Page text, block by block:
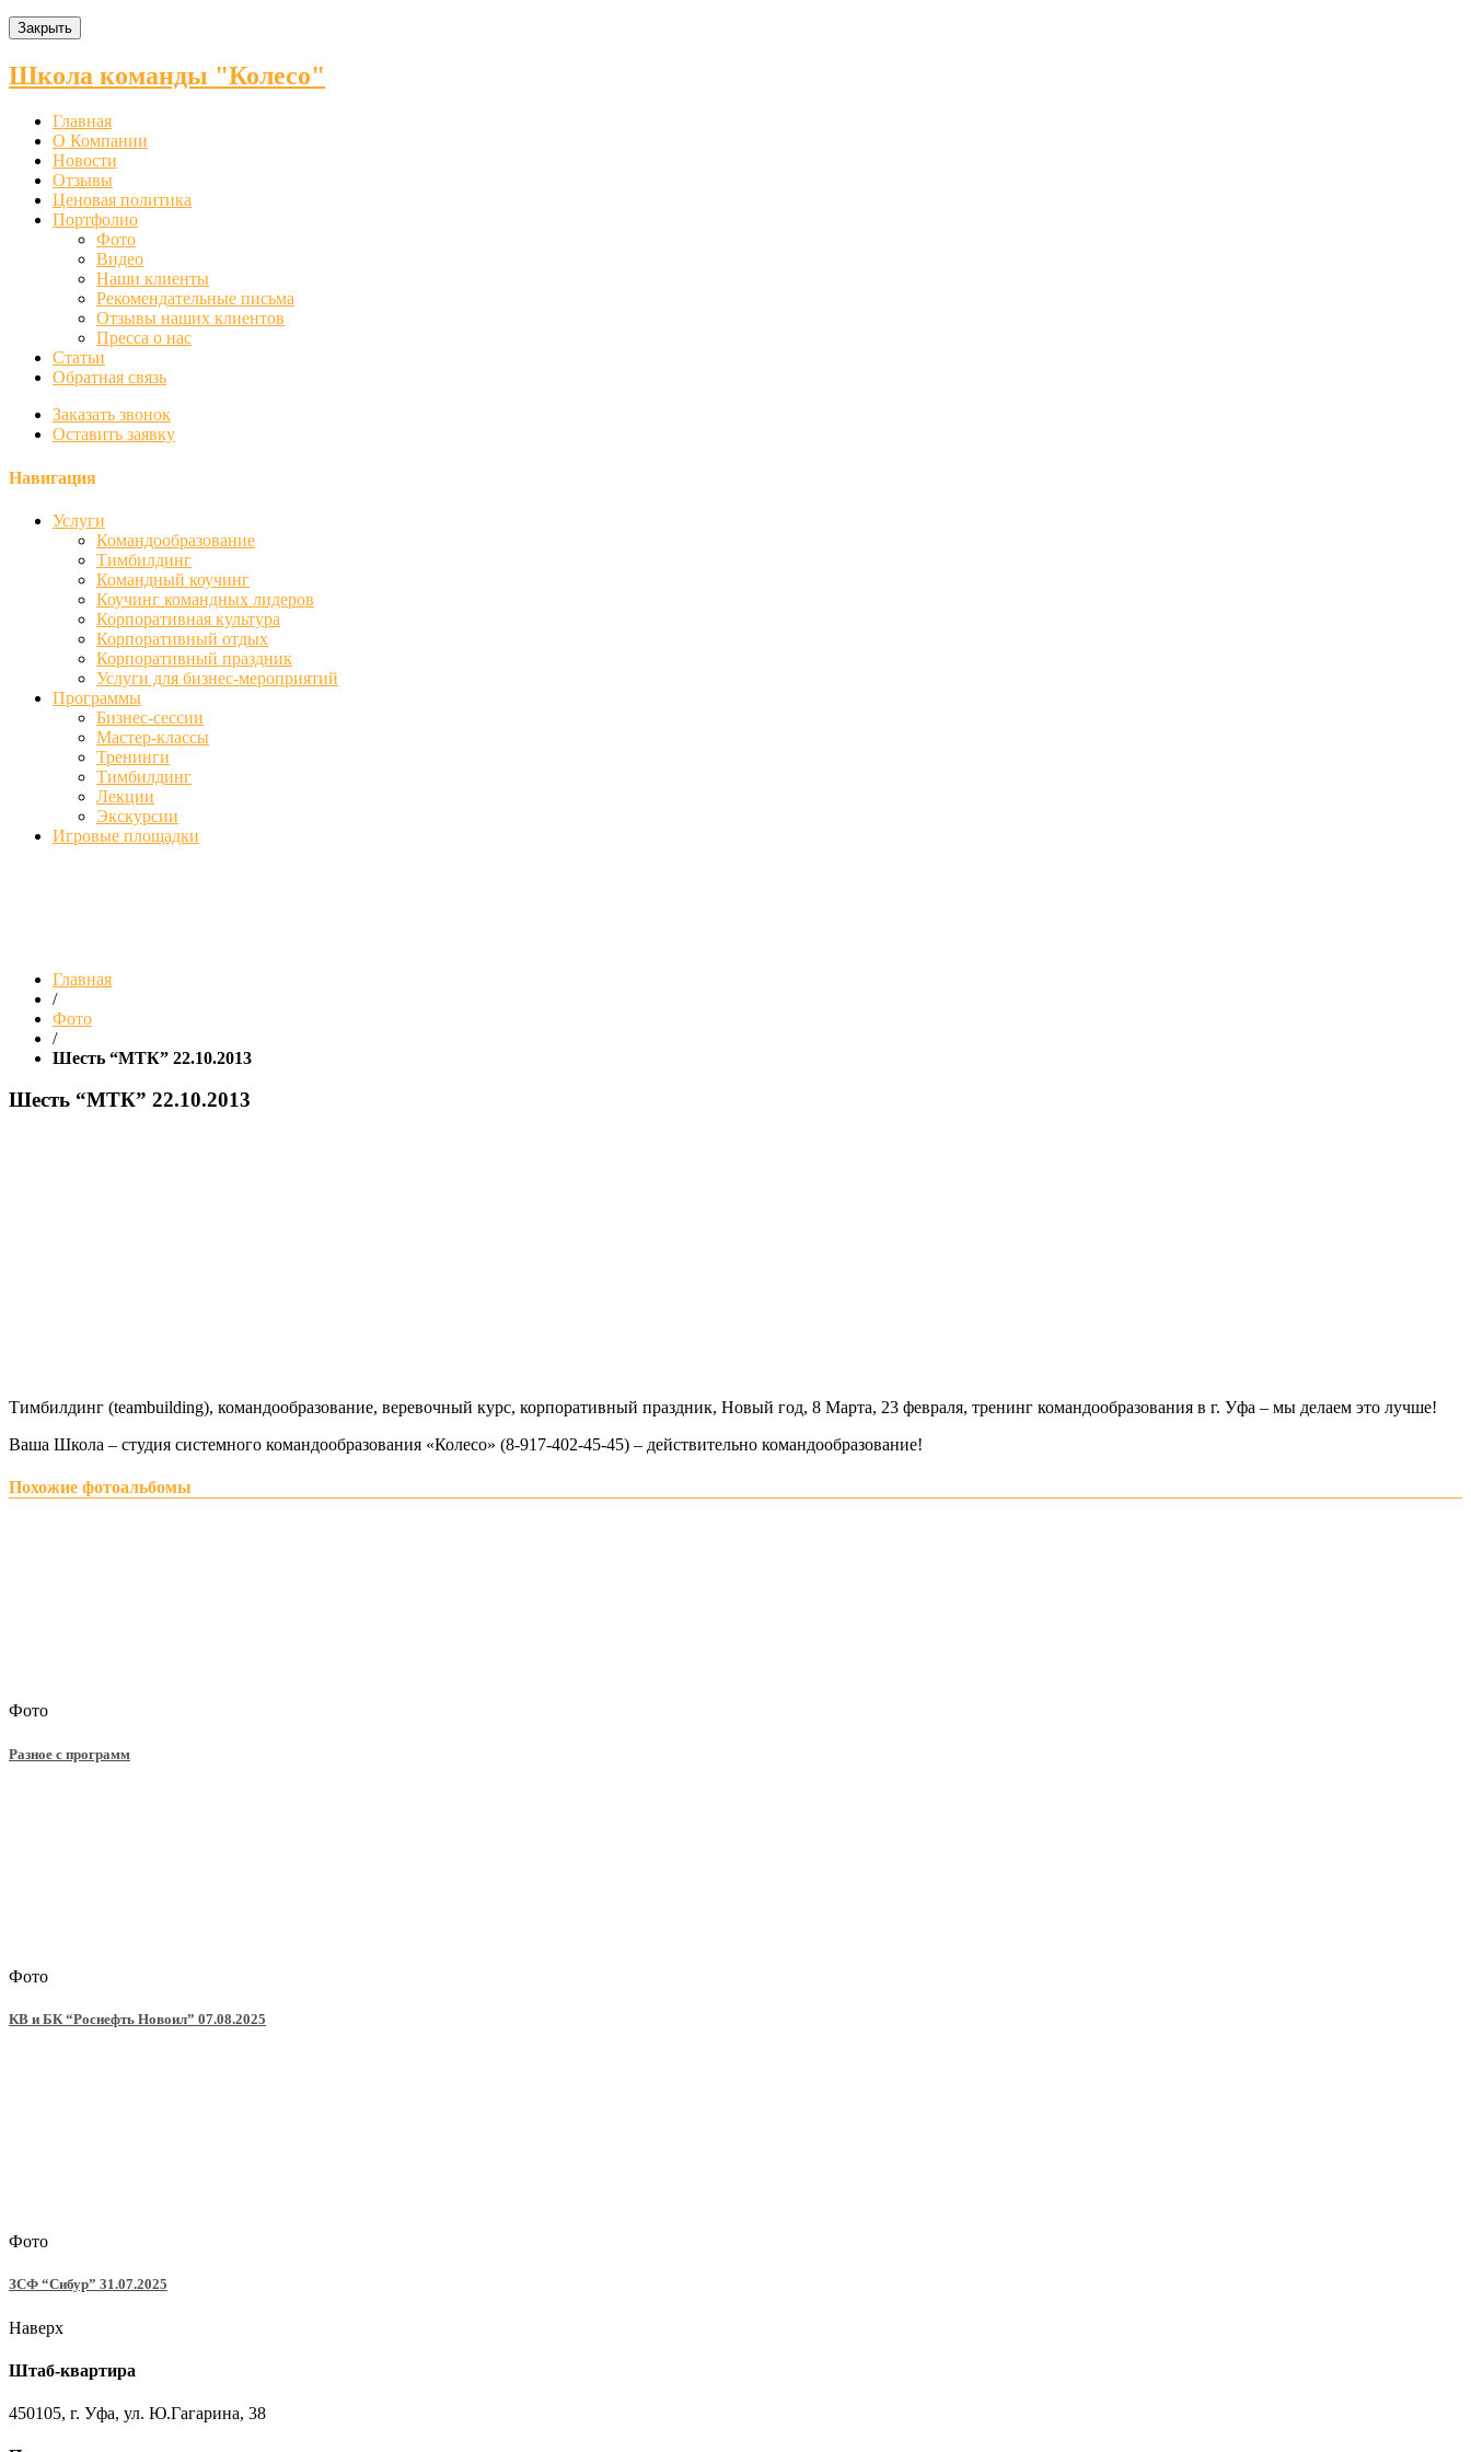
Закрыть
Школа команды "Колесо"
Главная
О Компании
Новости
Отзывы
Ценовая политика
Портфолио
Фото
Видео
Наши клиенты
Рекомендательные письма
Отзывы наших клиентов
Пресса о нас
Статьи
Обратная связь
Заказать звонок
Оставить заявку
Навигация
Услуги
Командообразование
Тимбилдинг
Командный коучинг
Коучинг командных лидеров
Корпоративная культура
Корпоративный отдых
Корпоративный праздник
Услуги для бизнес-мероприятий
Программы
Бизнес-сессии
Мастер-классы
Тренинги
Тимбилдинг
Лекции
Экскурсии
Игровые площадки
Главная
/
Фото
/
Шесть “МТК” 22.10.2013
Шесть “МТК” 22.10.2013
Тимбилдинг (teambuilding), командообразование, веревочный курс, корпоративный праздник, Новый год, 8 Марта, 23 февраля, тренинг командообразования в г. Уфа – мы делаем это лучше!
Ваша Школа – студия системного командообразования «Колесо» (8-917-402-45-45) – действительно командообразование!
Похожие фотоальбомы
Фото
Разное с программ
Фото
КВ и БК “Роснефть Новоил” 07.08.2025
Фото
ЗСФ “Сибур” 31.07.2025
Наверх
Штаб-квартира
450105, г. Уфа, ул. Ю.Гагарина, 38